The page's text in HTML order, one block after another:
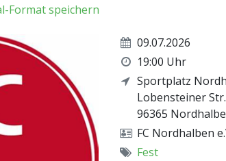
Format speichern
09.07.2026
19:00 Uhr
Sportplatz
Lobensteiner
96365
FC Nordhalben
Fest